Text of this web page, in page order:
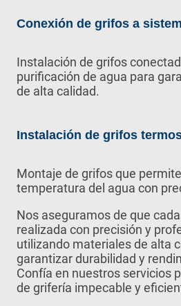
Conexión de grifos a
Instalación de grifos
purificación de agua para
de alta calidad.
Instalación de grifos
Montaje de grifos que
temperatura del agua con
Nos aseguramos de que
realizada con precisión y
utilizando materiales de alta
garantizar durabilidad y
Confía en nuestros servicios
de grifería impecable y